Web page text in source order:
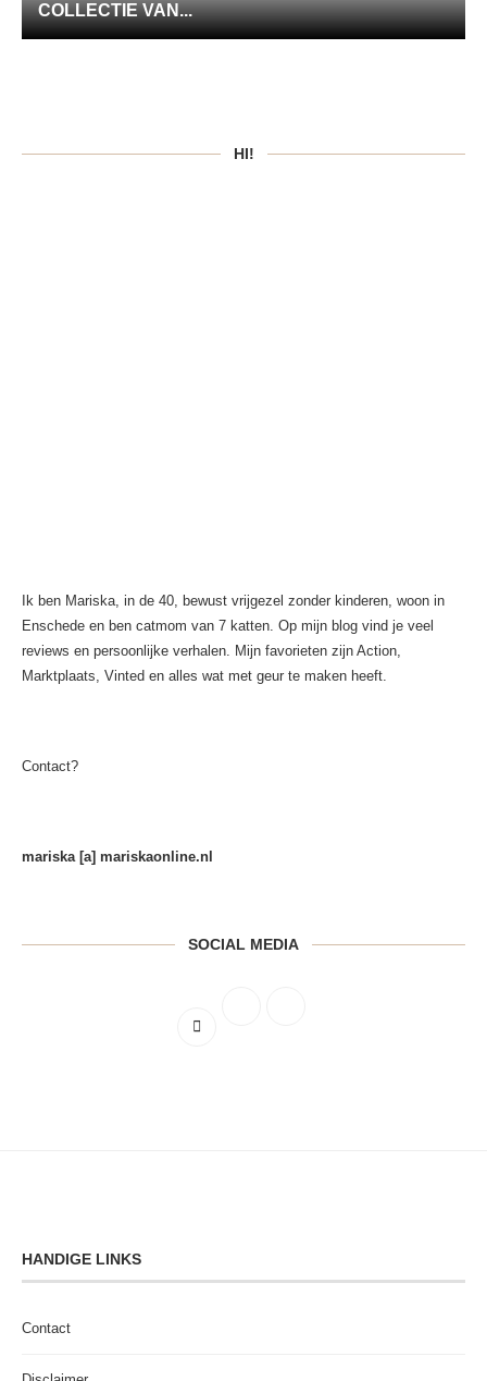
COLLECTIE VAN...
HI!
Ik ben Mariska, in de 40, bewust vrijgezel zonder kinderen, woon in
Enschede en ben catmom van 7 katten. Op mijn blog vind je veel
reviews en persoonlijke verhalen. Mijn favorieten zijn Action,
Marktplaats, Vinted en alles wat met geur te maken heeft.
Contact?
mariska [a] mariskaonline.nl
SOCIAL MEDIA
HANDIGE LINKS
Contact